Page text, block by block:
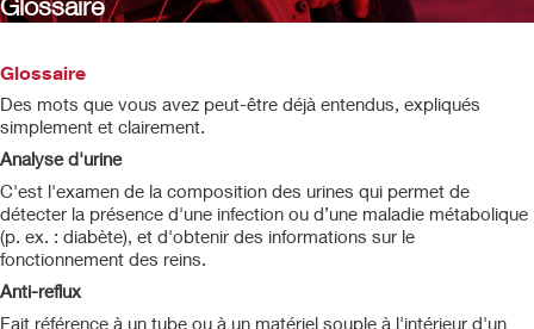
Glossaire
Des mots que vous avez peut-être déjà entendus, expliqués
simplement et clairement.
Analyse d'urine
C'est l'examen de la composition des urines qui permet de
détecter la présence d'une infection ou d’une maladie métabolique
(p. ex. : diabète), et d'obtenir des informations sur le
fonctionnement des reins.
Anti-reflux
Fait référence à un tube ou à un matériel souple à l'intérieur d'un